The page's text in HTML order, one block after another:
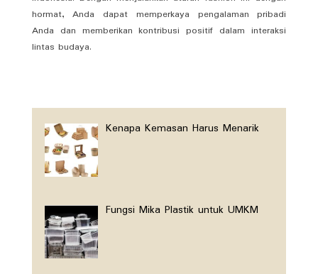
hormat, Anda dapat memperkaya pengalaman pribadi
Anda dan memberikan kontribusi positif dalam interaksi
lintas budaya.
Kenapa Kemasan Harus Menarik
Fungsi Mika Plastik untuk UMKM